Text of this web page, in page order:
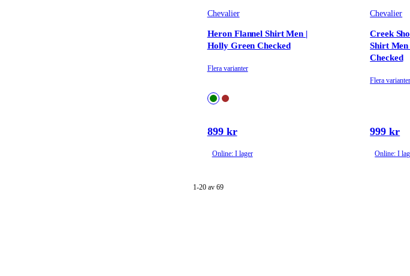
Chevalier
Heron Flannel Shirt Men |
Holly Green Checked
Flera varianter
899 kr
Online: I lager
Chevalier
Creek
Shirt
Checked
Flera varianter
999 kr
Online: I
1-20 av 69